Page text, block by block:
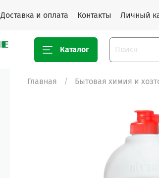
Доставка и оплата Контакты Личный
Каталог
Главная Бытовая химия и